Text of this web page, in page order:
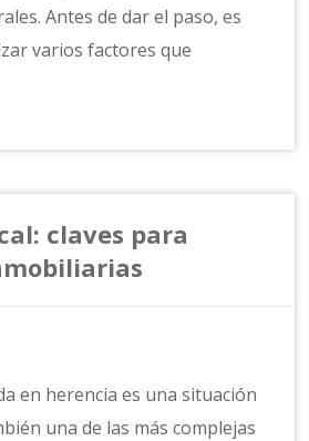
Antes de dar el paso, es
varios factores que
claves para
en herencia es una situación
una de las más complejas